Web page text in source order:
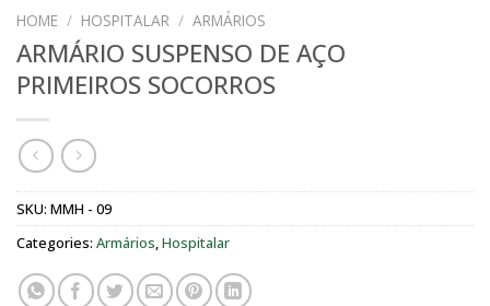
HOME / HOSPITALAR / ARMÁRIOS
ARMÁRIO SUSPENSO DE AÇO
PRIMEIROS SOCORROS
SKU: MMH - 09
Categories: Armários,Hospitalar